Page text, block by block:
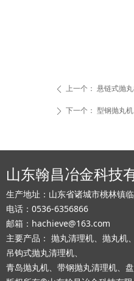
ꄴ 上一个： 悬链式抛
ꄲ 下一个： 型钢抛丸机
山东翰昌冶金科技
生产地址：山东省诸城市桃林
电话：0536-6356866
邮箱：hachieve@163.com
主要产品： 抛丸清理机、抛丸机
吊钩式抛丸清理机、
青岛抛丸机、带钢抛丸清理机、